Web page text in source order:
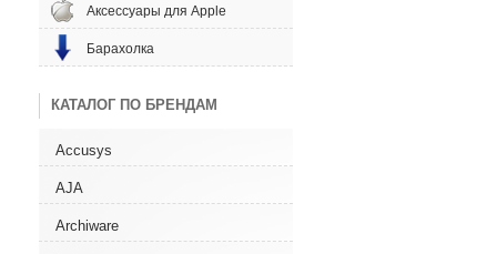
Аксессуары для Apple
Барахолка
КАТАЛОГ ПО БРЕНДАМ
Accusys
AJA
Archiware